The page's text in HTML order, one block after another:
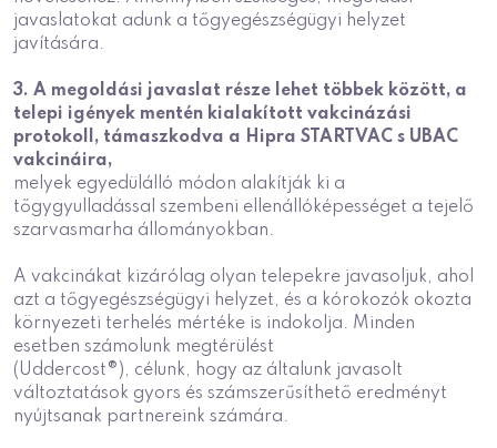
javaslatokat adunk a tőgyegészségügyi helyzet
javítására.
3. A megoldási javaslat része lehet többek között, a
telepi igények mentén kialakított vakcinázási
protokoll, támaszkodva a Hipra STARTVAC s UBAC
vakcináira,
melyek egyedülálló módon alakítják ki a
tőgygyulladással szembeni ellenállóképességet a tejelő
szarvasmarha állományokban.
A vakcinákat kizárólag olyan telepekre javasoljuk, ahol
azt a tőgyegészségügyi helyzet, és a kórokozók okozta
környezeti terhelés mértéke is indokolja. Minden
esetben számolunk megtérülést
(Uddercost®), célunk, hogy az általunk javasolt
változtatások gyors és számszerűsíthető eredményt
nyújtsanak partnereink számára.